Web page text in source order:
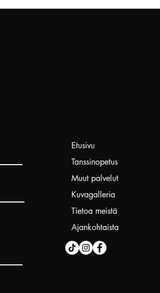
Etusivu
Tanssinopetus
Muut palvelut
Kuvagalleria
Tietoa meistä
Ajankohtaista